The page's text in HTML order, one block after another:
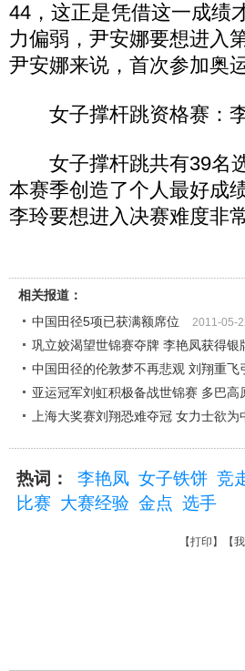
44，这正是凭借这一成绩
力偏弱，尹安娜要想进入
尹安娜来说，首次参加奥
女子撑杆跳资格赛：
女子撑杆跳共有39名选
本赛季创造了个人最好成
李玲要想进入决赛难度非常
相关报道：
中国田径5项已获满额席位
2011-05-
巩立姣渴望世锦赛夺牌 李艳凤获得银
中国田径的伦敦梦不再悲观 刘翔重飞
亚运冠军刘虹积极备战世锦赛 多巴高
上海大奖赛刘翔恐难夺冠 女力士欲为
热词： 李艳凤 女子铁饼 竞
比赛 大赛经验 金点 选手
【打印 】【